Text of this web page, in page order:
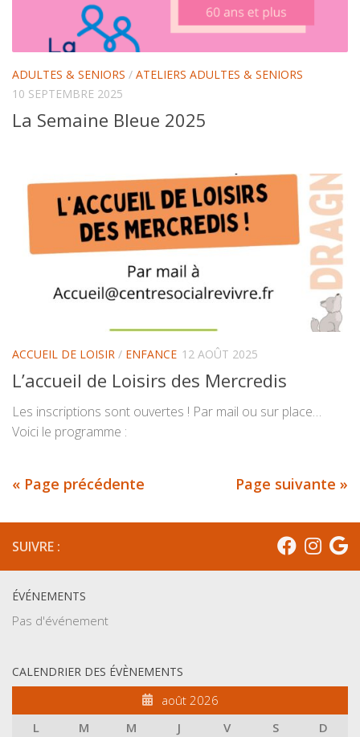
ADULTES & SENIORS / ATELIERS ADULTES & SENIORS
10 SEPTEMBRE 2025
La Semaine Bleue 2025
ACCUEIL DE LOISIR / ENFANCE 12 AOÛT 2025
L’accueil de Loisirs des Mercredis
Les inscriptions sont ouvertes ! Par mail ou sur place…
Voici le programme :
« Page précédente Page suivante »
SUIVRE :
ÉVÉNEMENTS
Pas d'événement
CALENDRIER DES ÉVÈNEMENTS
août 2026
L
M M J V S
D